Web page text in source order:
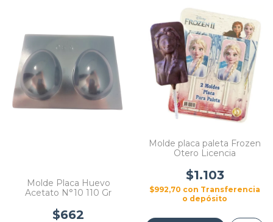
Molde Placa Huevo
Acetato N°10 110 Gr
$662
Molde placa paleta Frozen
Otero Licencia
$1.103
$992,70 con Transferencia
o depósito